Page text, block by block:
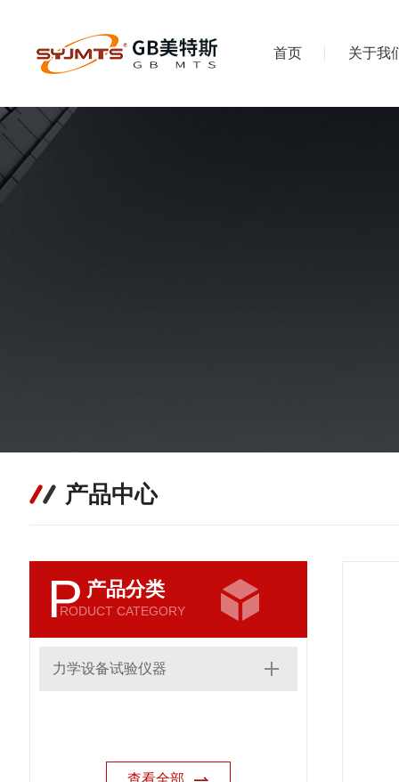
首页 关于我
产品中心
P 产品分类
RODUCT CATEGORY
力学设备试验仪器
查看全部